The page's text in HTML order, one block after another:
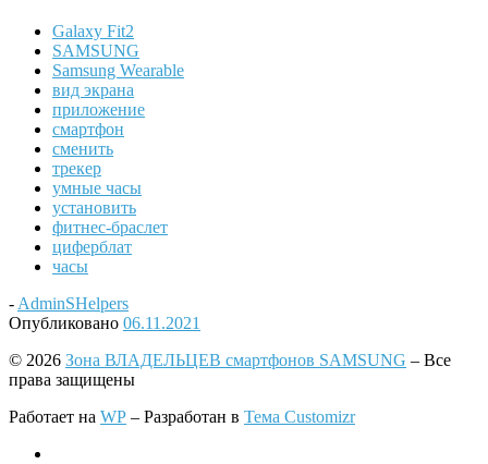
Galaxy Fit2
SAMSUNG
Samsung Wearable
вид экрана
приложение
смартфон
сменить
трекер
умные часы
установить
фитнес-браслет
циферблат
часы
- AdminSHelpers
Опубликовано 06.11.2021
© 2026 Зона ВЛАДЕЛЬЦЕВ смартфонов SAMSUNG – Все
права защищены
Работает на WP – Разработан в Тема Customizr